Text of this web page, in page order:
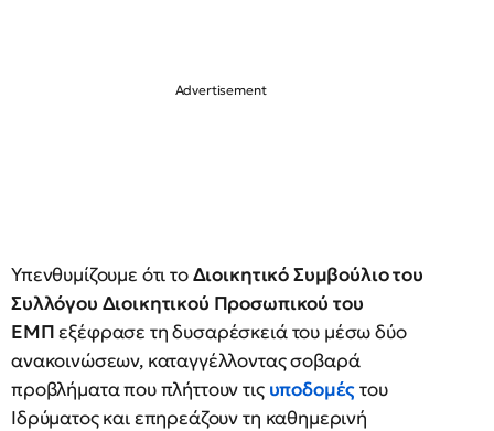
Υπενθυμίζουμε ότι τοΔιοικητικό Συμβούλιο του
Συλλόγου Διοικητικού Προσωπικού του
ΕΜΠεξέφρασε τη δυσαρέσκειά του μέσω δύο
ανακοινώσεων, καταγγέλλοντας σοβαρά
προβλήματα που πλήττουν τις υποδομέςτου
Ιδρύματος και επηρεάζουν τη καθημερινή